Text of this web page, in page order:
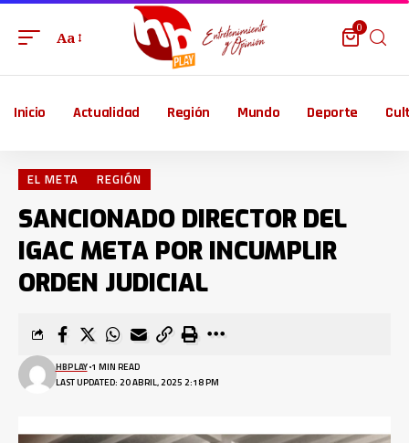
Aa
0
Inicio Actualidad Región Mundo Deporte
EL META REGIÓN
SANCIONADO DIRECTOR DEL
IGAC META POR INCUMPLIR
ORDEN JUDICIAL
LAST UPDATED: 20 ABRIL, 2025 2:18 PM
HBPLAY 1 MIN READ